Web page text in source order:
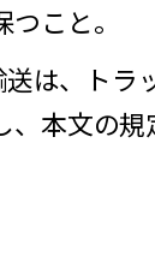
こと。
は、トラ
本文の